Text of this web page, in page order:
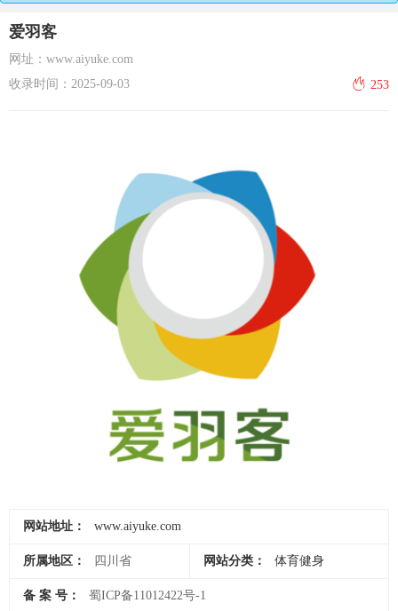
爱羽客
网址：www.aiyuke.com
收录时间：2025-09-03
253
网站地址： www.aiyuke.com
所属地区： 四川省 网站分类： 体育健身
备 案 号： 蜀ICP备11012422号-1